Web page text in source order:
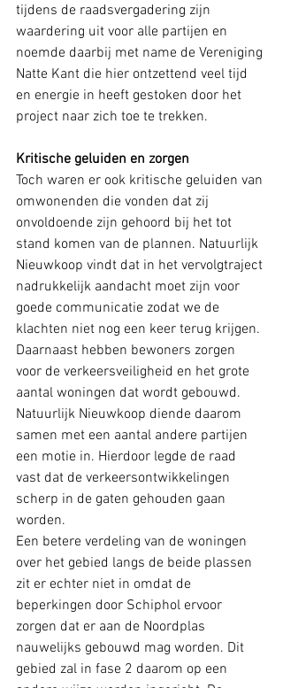
tijdens de raadsvergadering zijn
waardering uit voor alle partijen en
noemde daarbij met name de Vereniging
Natte Kant die hier ontzettend veel tijd
en energie in heeft gestoken door het
project naar zich toe te trekken.
Kritische geluiden en zorgen
Toch waren er ook kritische geluiden van
omwonenden die vonden dat zij
onvoldoende zijn gehoord bij het tot
stand komen van de plannen. Natuurlijk
Nieuwkoop vindt dat in het vervolgtraject
nadrukkelijk aandacht moet zijn voor
goede communicatie zodat we de
klachten niet nog een keer terug krijgen.
Daarnaast hebben bewoners zorgen
voor de verkeersveiligheid en het grote
aantal woningen dat wordt gebouwd.
Natuurlijk Nieuwkoop diende daarom
samen met een aantal andere partijen
een motie in. Hierdoor legde de raad
vast dat de verkeersontwikkelingen
scherp in de gaten gehouden gaan
worden.
Een betere verdeling van de woningen
over het gebied langs de beide plassen
zit er echter niet in omdat de
beperkingen door Schiphol ervoor
zorgen dat er aan de Noordplas
nauwelijks gebouwd mag worden. Dit
gebied zal in fase 2 daarom op een